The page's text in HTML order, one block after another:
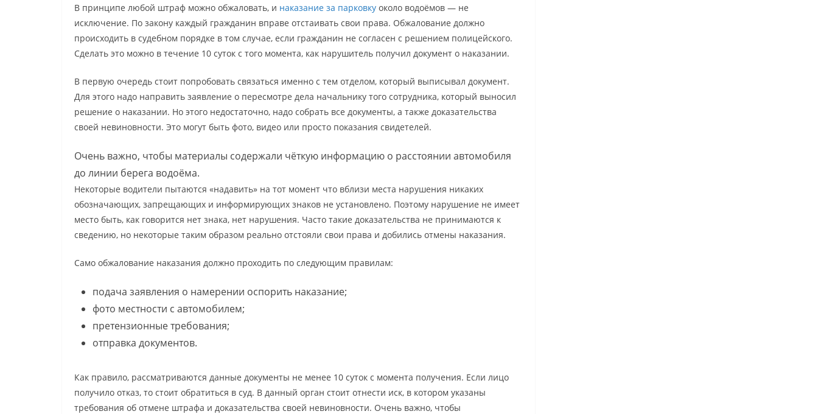
В принципе любой штраф можно обжаловать, и наказание за парковку около водоёмов — не
исключение. По закону каждый гражданин вправе отстаивать свои права. Обжалование должно
происходить в судебном порядке в том случае, если гражданин не согласен с решением полицейского.
Сделать это можно в течение 10 суток с того момента, как нарушитель получил документ о наказании.
В первую очередь стоит попробовать связаться именно с тем отделом, который выписывал документ.
Для этого надо направить заявление о пересмотре дела начальнику того сотрудника, который выносил
решение о наказании. Но этого недостаточно, надо собрать все документы, а также доказательства
своей невиновности. Это могут быть фото, видео или просто показания свидетелей.
Очень важно, чтобы материалы содержали чёткую информацию о расстоянии автомобиля
до линии берега водоёма.
Некоторые водители пытаются «надавить» на тот момент что вблизи места нарушения никаких
обозначающих, запрещающих и информирующих знаков не установлено. Поэтому нарушение не имеет
место быть, как говорится нет знака, нет нарушения. Часто такие доказательства не принимаются к
сведению, но некоторые таким образом реально отстояли свои права и добились отмены наказания.
Само обжалование наказания должно проходить по следующим правилам:
подача заявления о намерении оспорить наказание;
фото местности с автомобилем;
претензионные требования;
отправка документов.
Как правило, рассматриваются данные документы не менее 10 суток с момента получения. Если лицо
получило отказ, то стоит обратиться в суд. В данный орган стоит отнести иск, в котором указаны
требования об отмене штрафа и доказательства своей невиновности. Очень важно, чтобы